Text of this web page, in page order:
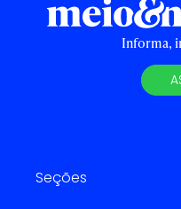
Informa,
Seções